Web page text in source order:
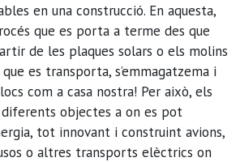
en una construcció. En aquesta,
que es porta a terme des que
de les plaques solars o els molins
es transporta, s’emmagatzema i
com a casa nostra! Per això, els
objectes a on es pot
tot innovant i construint avions,
o altres transports elèctrics on